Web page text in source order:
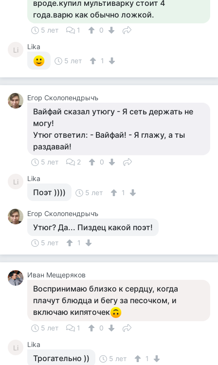
вроде.купил мультиварку стоит 4
года.варю как обычно ложкой.
5 лет 1 0
Li
Lika
5 лет
1
Егор Сколопендрычъ
Вайфай сказал утюгу - Я сеть держать не
могу!
Утюг ответил: - Вайфай! - Я глажу, а ты
раздавай!
5 лет 2 0
Li Lika
Поэт )))) 5 лет 1
Егор Сколопендрычъ
Утюг? Да... Пиздец какой поэт!
5 лет 1
Иван Мещеряков
Воспринимаю близко к сердцу, когда
плачут блюдца и бегу за песочком, и
включаю кипяточек
5 лет 1 0
Li Lika
Трогательно )) 5 лет 1